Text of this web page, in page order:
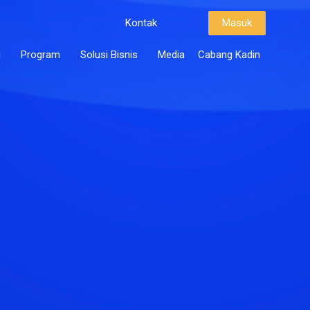
Kontak Masuk
Program Solusi Bisnis Media Cabang Kadin